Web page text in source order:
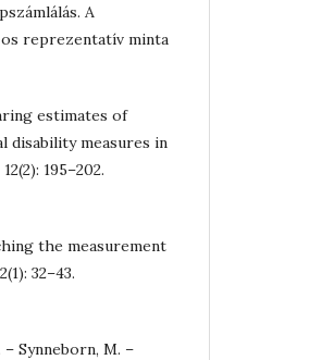
A
reprezentatív minta
estimates of
disability measures in
195–202.
the measurement
32–43.
– Synneborn, M. –